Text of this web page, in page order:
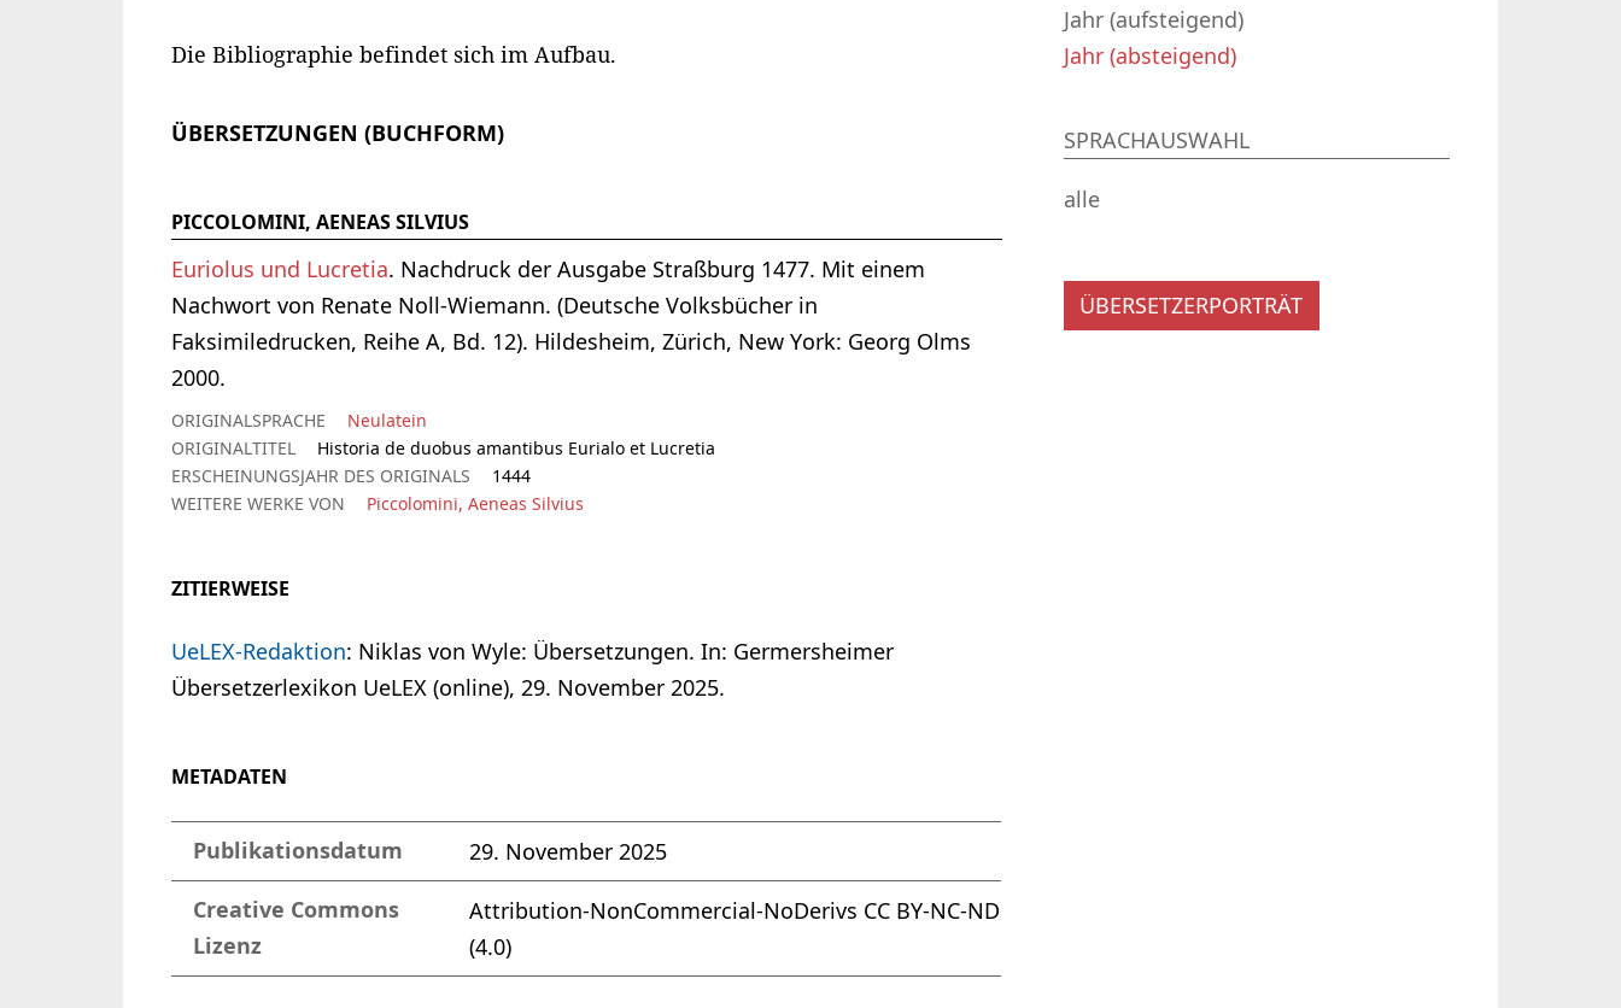
Die Bibliographie befindet sich im Aufbau.
ÜBERSETZUNGEN (BUCHFORM)
PICCOLOMINI, AENEAS SILVIUS
Euriolus und Lucretia. Nachdruck der Ausgabe Straßburg 1477. Mit einem
Nachwort von Renate Noll-Wiemann. (Deutsche Volksbücher in
Faksimiledrucken, Reihe A, Bd. 12). Hildesheim, Zürich, New York: Georg Olms
2000.
ORIGINALSPRACHE
Neulatein
ORIGINALTITEL
Historia de duobus amantibus Eurialo et Lucretia
ERSCHEINUNGSJAHR DES ORIGINALS
1444
WEITERE WERKE VON
Piccolomini, Aeneas Silvius
ZITIERWEISE
UeLEX-Redaktion: Niklas von Wyle: Übersetzungen. In: Germersheimer
Übersetzerlexikon UeLEX (online), 29. November 2025.
METADATEN
Publikationsdatum 29. November 2025
Creative Commons
Lizenz
Attribution-NonCommercial-NoDerivs CC BY-NC-ND
(4.0)
Jahr (aufsteigend)
Jahr (absteigend)
SPRACHAUSWAHL
alle
ÜBERSETZERPORTRÄT